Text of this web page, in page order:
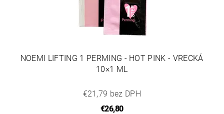
NOEMI LIFTING 1 PERMING - HOT PINK - VRECKÁ
10×1 ML
€21,79 bez DPH
€26,80